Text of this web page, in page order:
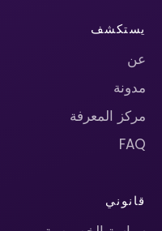
يستكشف
عن
مدونة
مركز المعرفة
FAQ
قانوني